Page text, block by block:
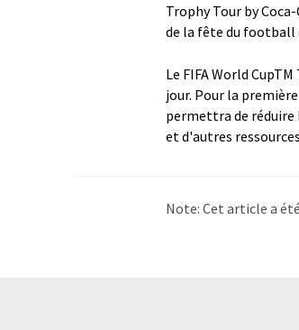
Trophy Tour by
de la fête du football
Le FIFA World
jour. Pour la
permettra de réduire
et d'autres
Note: Cet article a